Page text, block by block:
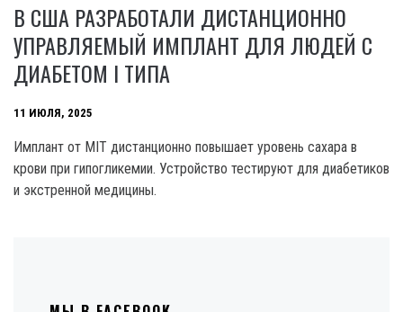
В США РАЗРАБОТАЛИ ДИСТАНЦИОННО
УПРАВЛЯЕМЫЙ ИМПЛАНТ ДЛЯ ЛЮДЕЙ С
ДИАБЕТОМ I ТИПА
11 ИЮЛЯ, 2025
Имплант от MIT дистанционно повышает уровень сахара в
крови при гипогликемии. Устройство тестируют для диабетиков
и экстренной медицины.